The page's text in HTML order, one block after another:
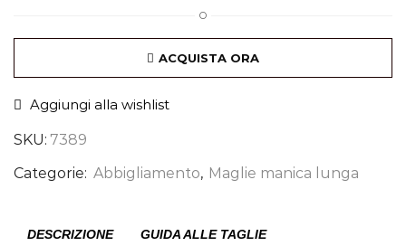
O
ACQUISTA ORA
Aggiungi alla wishlist
SKU: 7389
Categorie: Abbigliamento, Maglie manica lunga
DESCRIZIONE GUIDA ALLE TAGLIE